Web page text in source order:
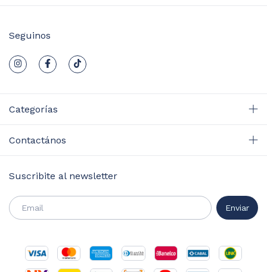
Seguinos
Categorías
Contactános
Suscribite al newsletter